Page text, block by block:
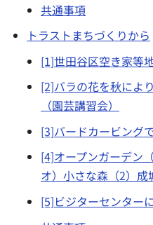
共通事項
トラストまちづくりから
[1]世田谷区空き家等
[2]バラの花を秋によ
（園芸講習会）
[3]バードカービング
[4]オープンガーデン
オ）小さな森（2）
[5]ビジターセンター